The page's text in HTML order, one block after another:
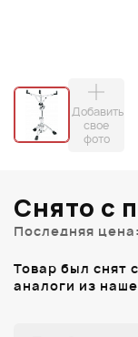
Добавить
свое
фото
Снято с
Последняя
Товар был снят
аналоги из